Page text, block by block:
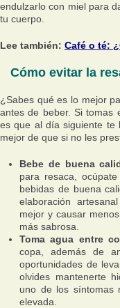
endulzarlo con miel para
tu cuerpo.
Lee también: Café o té:
Cómo evitar la
¿Sabes qué es lo mejor
antes de beber. Si tomas
es que al día siguiente te
mejor de que si no les
Bebe de buena
para resaca,
bebidas de buena
elaboración
mejor y causar
más sabrosa.
Toma agua entre
copa, además de
oportunidades de
olvides mantenerte
uno de los síntomas
elevada.